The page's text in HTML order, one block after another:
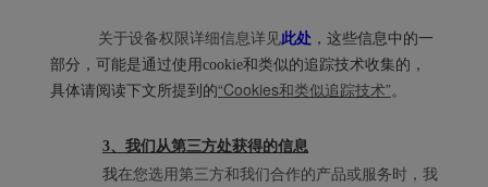
关于设备权限详细信息详见此处 ，这些信息中的一
部分，可能是通过使用cookie和类似的追踪技术收集的，
具体请阅读下文所提到的“Cookies和类似追踪技术”。
3、我们从第三方处获得的信息
我在您选用第三方和我们合作的产品或服务时，我